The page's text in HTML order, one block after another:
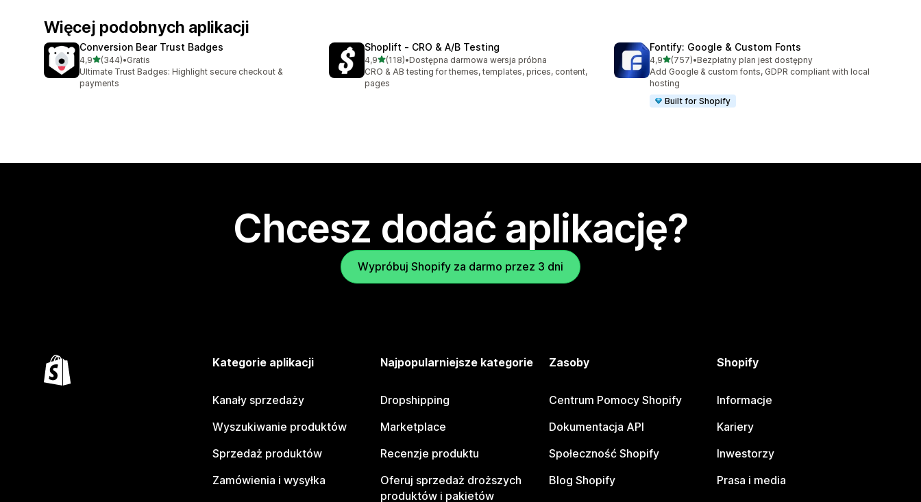
Więcej podobnych aplikacji
Conversion Bear Trust Badges
4,9na 5 gwiazdek
(344)
Łączna liczba recenzji: 344
•Gratis
Ultimate Trust Badges: Highlight secure checkout &
payments
Shoplift ‑ CRO & A/B Testing
4,9na 5 gwiazdek
(118)
Łączna liczba recenzji: 118
•Dostępna darmowa wersja próbna
CRO & AB testing for themes, templates, prices, content,
pages
Fontify: Google & Custom Fonts
4,9na 5 gwiazdek
(757)
Łączna liczba recenzji: 757
•Bezpłatny plan jest dostępny
Add Google & custom fonts, GDPR compliant with local
hosting
Built for Shopify
Chcesz dodać aplikację?
Wypróbuj Shopify za darmo przez 3 dni
Kategorie aplikacji
Kanały sprzedaży
Wyszukiwanie produktów
Sprzedaż produktów
Zamówienia i wysyłka
Najpopularniejsze kategorie
Dropshipping
Marketplace
Recenzje produktu
Oferuj sprzedaż droższych
produktów i pakietów
Zasoby
Centrum Pomocy Shopify
Dokumentacja API
Społeczność Shopify
Blog Shopify
Shopify
Informacje
Kariery
Inwestorzy
Prasa i media